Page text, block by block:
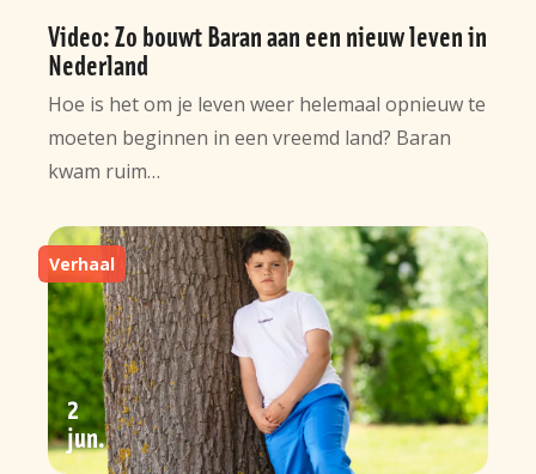
Video: Zo bouwt Baran aan een nieuw leven in
Nederland
Hoe is het om je leven weer helemaal opnieuw te
moeten beginnen in een vreemd land? Baran
kwam ruim…
Verhaal
2
jun